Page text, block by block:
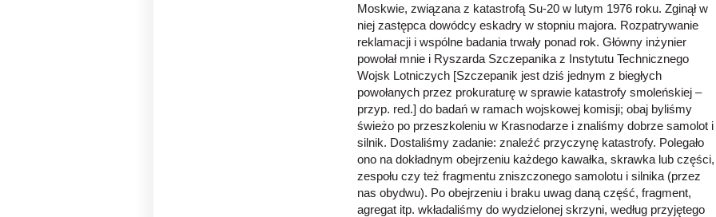
Moskwie, związana z katastrofą Su-20 w lutym 1976 roku. Zginął w
niej zastępca dowódcy eskadry w stopniu majora. Rozpatrywanie
reklamacji i wspólne badania trwały ponad rok. Główny inżynier
powołał mnie i Ryszarda Szczepanika z Instytutu Technicznego
Wojsk Lotniczych [Szczepanik jest dziś jednym z biegłych
powołanych przez prokuraturę w sprawie katastrofy smoleńskiej –
przyp. red.] do badań w ramach wojskowej komisji; obaj byliśmy
świeżo po przeszkoleniu w Krasnodarze i znaliśmy dobrze samolot i
silnik. Dostaliśmy zadanie: znaleźć przyczynę katastrofy. Polegało
ono na dokładnym obejrzeniu każdego kawałka, skrawka lub części,
zespołu czy też fragmentu zniszczonego samolotu i silnika (przez
nas obydwu). Po obejrzeniu i braku uwag daną część, fragment,
agregat itp. wkładaliśmy do wydzielonej skrzyni, według przyjętego